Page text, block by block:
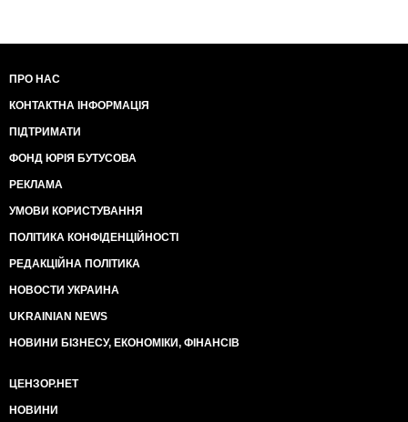
ПРО НАС
КОНТАКТНА ІНФОРМАЦІЯ
ПІДТРИМАТИ
ФОНД ЮРІЯ БУТУСОВА
РЕКЛАМА
УМОВИ КОРИСТУВАННЯ
ПОЛІТИКА КОНФІДЕНЦІЙНОСТІ
РЕДАКЦІЙНА ПОЛІТИКА
НОВОСТИ УКРАИНА
UKRAINIAN NEWS
НОВИНИ БІЗНЕСУ, ЕКОНОМІКИ, ФІНАНСІВ
ЦЕНЗОР.НЕТ
НОВИНИ